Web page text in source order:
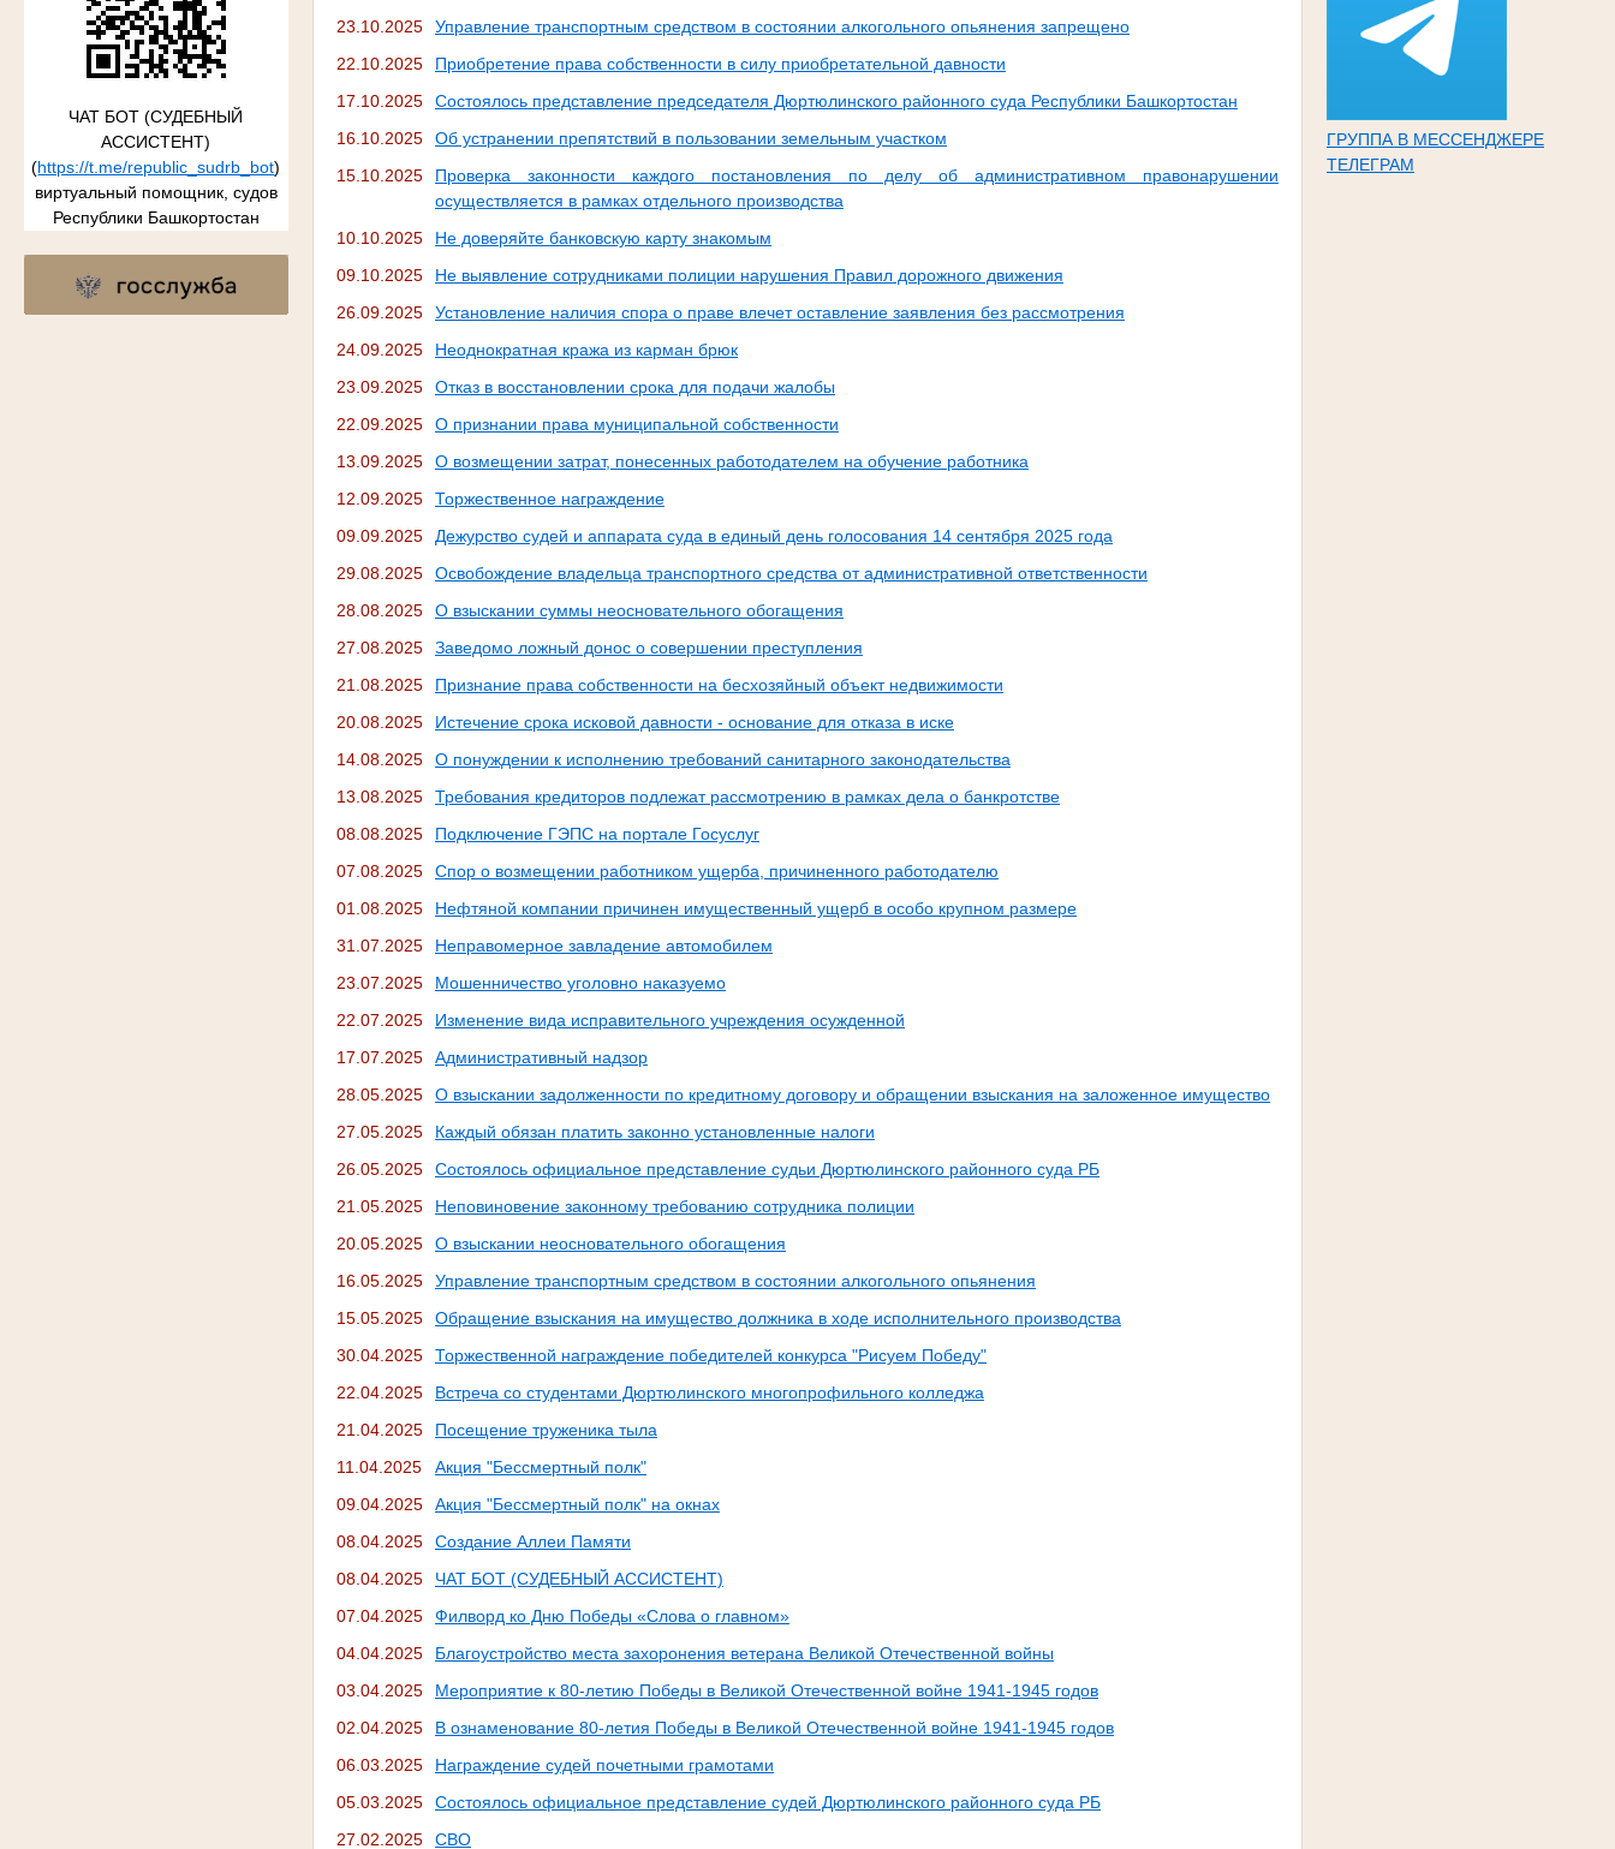
ЧАТ БОТ (СУДЕБНЫЙ
АССИСТЕНТ)
(https://t.me/republic_sudrb_bot)
виртуальный помощник, судов
Республики Башкортостан
ГРУППА В МЕССЕНДЖЕРЕ
ТЕЛЕГРАМ
23.10.2025
Управление транспортным средством в состоянии алкогольного опьянения запрещено
22.10.2025
Приобретение права собственности в силу приобретательной давности
17.10.2025
Состоялось представление председателя Дюртюлинского районного суда Республики Башкортостан
16.10.2025
Об устранении препятствий в пользовании земельным участком
15.10.2025
Проверка законности каждого постановления по делу об административном правонарушении
осуществляется в рамках отдельного производства
10.10.2025
Не доверяйте банковскую карту знакомым
09.10.2025
Не выявление сотрудниками полиции нарушения Правил дорожного движения
26.09.2025
Установление наличия спора о праве влечет оставление заявления без рассмотрения
24.09.2025
Неоднократная кража из карман брюк
23.09.2025
Отказ в восстановлении срока для подачи жалобы
22.09.2025
О признании права муниципальной собственности
13.09.2025
О возмещении затрат, понесенных работодателем на обучение работника
12.09.2025
Торжественное награждение
09.09.2025
Дежурство судей и аппарата суда в единый день голосования 14 сентября 2025 года
29.08.2025
Освобождение владельца транспортного средства от административной ответственности
28.08.2025
О взыскании суммы неосновательного обогащения
27.08.2025
Заведомо ложный донос о совершении преступления
21.08.2025
Признание права собственности на бесхозяйный объект недвижимости
20.08.2025
Истечение срока исковой давности - основание для отказа в иске
14.08.2025
О понуждении к исполнению требований санитарного законодательства
13.08.2025
Требования кредиторов подлежат рассмотрению в рамках дела о банкротстве
08.08.2025
Подключение ГЭПС на портале Госуслуг
07.08.2025
Спор о возмещении работником ущерба, причиненного работодателю
01.08.2025
Нефтяной компании причинен имущественный ущерб в особо крупном размере
31.07.2025
Неправомерное завладение автомобилем
23.07.2025
Мошенничество уголовно наказуемо
22.07.2025
Изменение вида исправительного учреждения осужденной
17.07.2025
Административный надзор
28.05.2025
О взыскании задолженности по кредитному договору и обращении взыскания на заложенное имущество
27.05.2025
Каждый обязан платить законно установленные налоги
26.05.2025
Состоялось официальное представление судьи Дюртюлинского районного суда РБ
21.05.2025
Неповиновение законному требованию сотрудника полиции
20.05.2025
О взыскании неосновательного обогащения
16.05.2025
Управление транспортным средством в состоянии алкогольного опьянения
15.05.2025
Обращение взыскания на имущество должника в ходе исполнительного производства
30.04.2025
Торжественной награждение победителей конкурса "Рисуем Победу"
22.04.2025
Встреча со студентами Дюртюлинского многопрофильного колледжа
21.04.2025
Посещение труженика тыла
11.04.2025
Акция "Бессмертный полк"
09.04.2025
Акция "Бессмертный полк" на окнах
08.04.2025
Создание Аллеи Памяти
08.04.2025
ЧАТ БОТ (СУДЕБНЫЙ АССИСТЕНТ)
07.04.2025
Филворд ко Дню Победы «Слова о главном»
04.04.2025
Благоустройство места захоронения ветерана Великой Отечественной войны
03.04.2025
Мероприятие к 80-летию Победы в Великой Отечественной войне 1941-1945 годов
02.04.2025
В ознаменование 80-летия Победы в Великой Отечественной войне 1941-1945 годов
06.03.2025
Награждение судей почетными грамотами
05.03.2025
Состоялось официальное представление судей Дюртюлинского районного суда РБ
27.02.2025
СВО